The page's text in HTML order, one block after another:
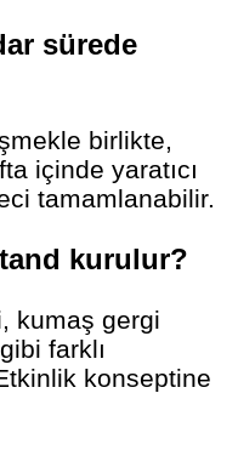
sürede
birlikte,
içinde yaratıcı
tamamlanabilir.
kurulur?
kumaş gergi
farklı
konseptine